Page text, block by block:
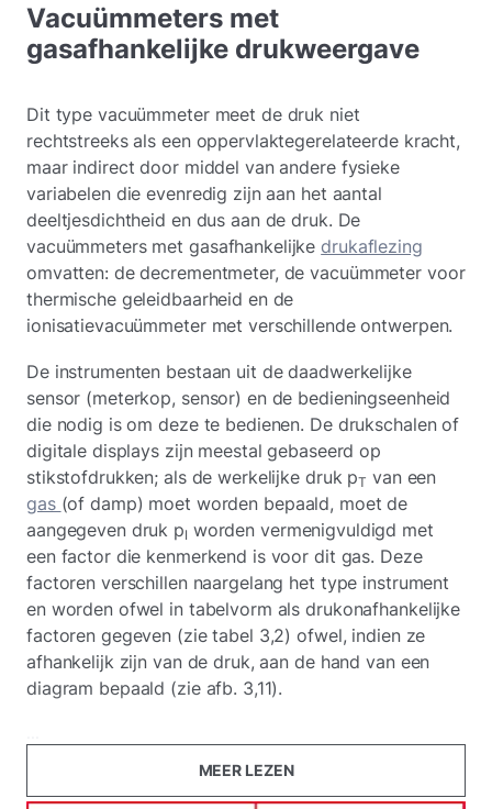
Vacuümmeters met
gasafhankelijke drukweergave
Dit type vacuümmeter meet de druk niet
rechtstreeks als een oppervlaktegerelateerde kracht,
maar indirect door middel van andere fysieke
variabelen die evenredig zijn aan het aantal
deeltjesdichtheid en dus aan de druk. De
vacuümmeters met gasafhankelijkedrukaflezing
omvatten: de decrementmeter, de vacuümmeter voor
thermische geleidbaarheid en de
ionisatievacuümmeter met verschillende ontwerpen.
De instrumenten bestaan uit de daadwerkelijke
sensor (meterkop, sensor) en de bedieningseenheid
die nodig is om deze te bedienen. De drukschalen of
digitale displays zijn meestal gebaseerd op
stikstofdrukken; als de werkelijke druk pT van een
gas (of damp) moet worden bepaald, moet de
aangegeven druk pI worden vermenigvuldigd met
een factor die kenmerkend is voor dit gas. Deze
factoren verschillen naargelang het type instrument
en worden ofwel in tabelvorm als drukonafhankelijke
factoren gegeven (zie tabel 3,2) ofwel, indien ze
afhankelijk zijn van de druk, aan de hand van een
diagram bepaald (zie afb. 3,11).
MEER LEZEN